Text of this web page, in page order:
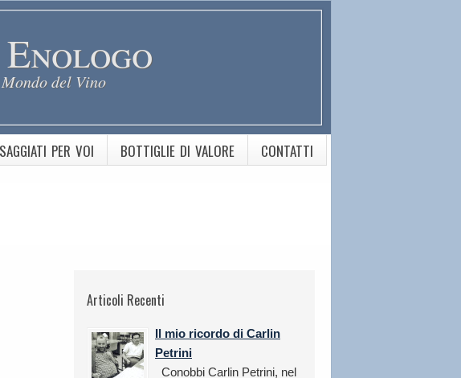
del Vino
PER VOI BOTTIGLIE DI VALORE CONTATTI
Articoli Recenti
Il mio ricordo di Carlin
Petrini
Conobbi Carlin Petrini, nel